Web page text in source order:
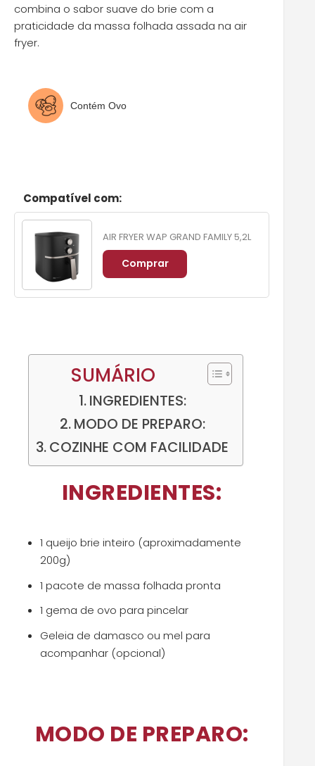
combina o sabor suave do brie com a
praticidade da massa folhada assada na air
fryer.
Contém Ovo
Compatível com:
AIR FRYER WAP GRAND FAMILY 5,2L
Comprar
SUMÁRIO
INGREDIENTES:
MODO DE PREPARO:
COZINHE COM FACILIDADE
INGREDIENTES:
1 queijo brie inteiro (aproximadamente
200g)
1 pacote de massa folhada pronta
1 gema de ovo para pincelar
Geleia de damasco ou mel para
acompanhar (opcional)
MODO DE PREPARO: